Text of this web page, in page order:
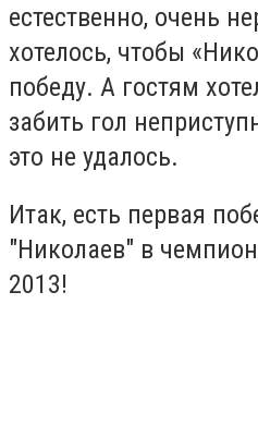
естественно, очень
хотелось, чтобы
победу. А гостям
забить гол
это не удалось.
Итак, есть первая
"Николаев" в
2013!